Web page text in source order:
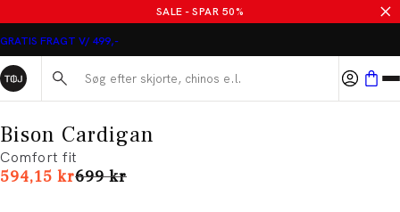
SALE - SPAR 50%
GRATIS FRAGT V/ 499,-
Søg her...
Bison Cardigan
Comfort fit
594,15 krI alt (uden rabat)
699 kr